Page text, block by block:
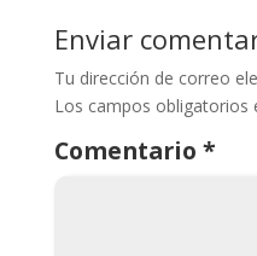
Enviar
Tu dirección de correo
Los campos obligatorios
Comentario *